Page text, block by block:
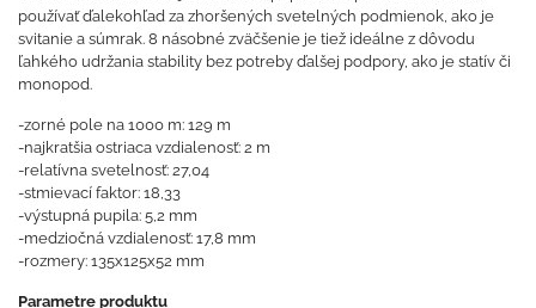
používať ďalekohľad za zhoršených svetelných podmienok, ako je
svitanie a súmrak. 8 násobné zväčšenie je tiež ideálne z dôvodu
ľahkého udržania stability bez potreby ďalšej podpory, ako je statív či
monopod.
-zorné pole na 1000 m: 129 m
-najkratšia ostriaca vzdialenosť: 2 m
-relatívna svetelnosť: 27,04
-stmievací faktor: 18,33
-výstupná pupila: 5,2 mm
-medziočná vzdialenosť: 17,8 mm
-rozmery: 135x125x52 mm
Parametre produktu